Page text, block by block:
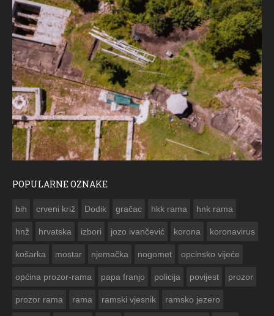
POPULARNE OZNAKE
bih crveni križ Dodik gračac hkk rama hnk rama
hnž hrvatska izbori jozo ivančević korona koronavirus
košarka mostar njemačka nogomet opcinsko vijeće
općina prozor-rama papa franjo policija povijest prozor
prozor rama rama ramski vjesnik ramsko jezero